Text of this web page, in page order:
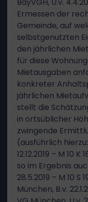
Ermessen der
Gemeinde, auf
selbstgenutzten
den jährlichen
für diese
Mietausgaben
konkreter
jährlichen
stellt die
in ortsüblicher
zwingende
(ausführlich
12.12.2019 – M 10 K
so im Ergebnis
28.5.2019 – M 10 S
München, B.v.